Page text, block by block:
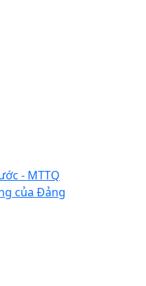
- MTTQ
của Đảng